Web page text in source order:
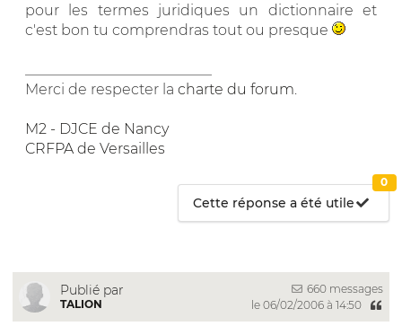
pour les termes juridiques un dictionnaire et
c'est bon tu comprendras tout ou presque
Merci de respecter la charte du forum
M2 - DJCE de Nancy
CRFPA de Versailles
Cette réponse a été utile
0
Publié par
TALION
660 messages
le 06/02/2006 à 14:50